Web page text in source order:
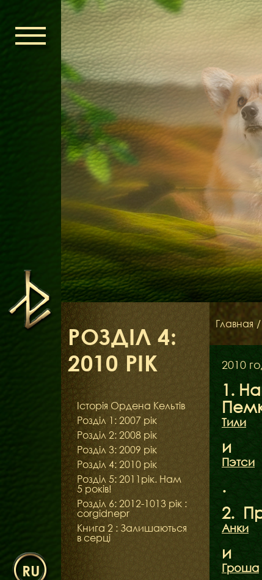
РОЗДІЛ 4:
2010 РІК
Історія Ордена Кельтів
Розділ 1: 2007 рік
Розділ 2: 2008 рік
Розділ 3: 2009 рік
Розділ 4: 2010 рік
Розділ 5: 2011рік. Нам
5 років!
Розділ 6: 2012-1013 рік :
corgidnepr
Книга 2 : Залишаються
в серці
Главная /
2010
1.
Тили
и
Пэтси
.
2.
Анки
и
Гроша
RU
ГОЛОВНА
ОРДЕН
НОВИНИ
ДИТЯЧА
КОНТАКТИ